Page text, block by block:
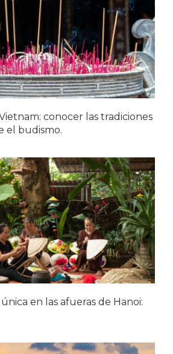
conocer las tradiciones
el budismo.
en las afueras de Hanoi: